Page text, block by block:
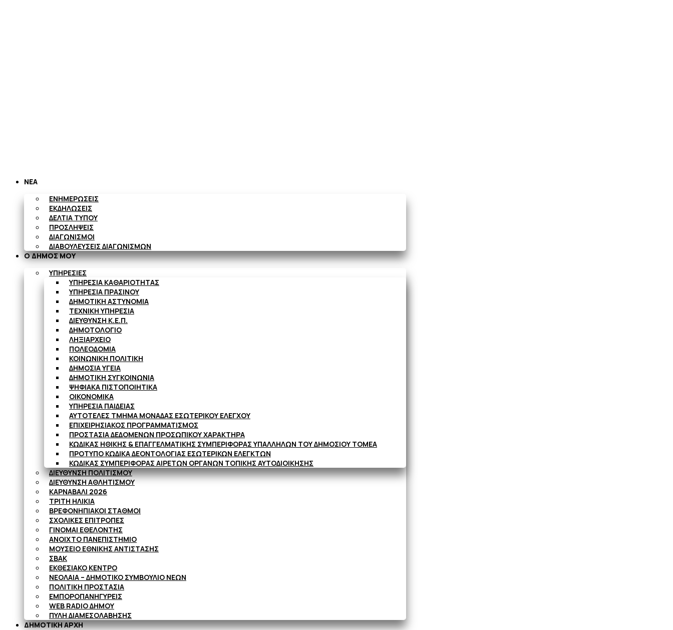
ΝΕΑ
ΕΝΗΜΕΡΩΣΕΙΣ
ΕΚΔΗΛΩΣΕΙΣ
ΔΕΛΤΙΑ ΤΥΠΟΥ
ΠΡΟΣΛΗΨΕΙΣ
ΔΙΑΓΩΝΙΣΜΟΙ
ΔΙΑΒΟΥΛΕΥΣΕΙΣ ΔΙΑΓΩΝΙΣΜΩΝ
Ο ΔΗΜΟΣ ΜΟΥ
ΥΠΗΡΕΣΙΕΣ
ΥΠΗΡΕΣΙΑ ΚΑΘΑΡΙΟΤΗΤΑΣ
ΥΠΗΡΕΣΙΑ ΠΡΑΣΙΝΟΥ
ΔΗΜΟΤΙΚΗ ΑΣΤΥΝΟΜΙΑ
ΤΕΧΝΙΚΗ ΥΠΗΡΕΣΙΑ
ΔΙΕΥΘΥΝΣΗ Κ.Ε.Π.
ΔΗΜΟΤΟΛΟΓΙΟ
ΛΗΞΙΑΡΧΕΙΟ
ΠΟΛΕΟΔΟΜΙΑ
ΚΟΙΝΩΝΙΚΗ ΠΟΛΙΤΙΚΗ
ΔΗΜΟΣΙΑ ΥΓΕΙΑ
ΔΗΜΟΤΙΚΗ ΣΥΓΚΟΙΝΩΝΙΑ
ΨΗΦΙΑΚΑ ΠΙΣΤΟΠΟΙΗΤΙΚΑ
ΟΙΚΟΝΟΜΙΚΑ
ΥΠΗΡΕΣΙΑ ΠΑΙΔΕΙΑΣ
ΑΥΤΟΤΕΛΕΣ ΤΜΗΜΑ ΜΟΝΑΔΑΣ ΕΣΩΤΕΡΙΚΟΥ ΕΛΕΓΧΟΥ
ΕΠΙΧΕΙΡΗΣΙΑΚΟΣ ΠΡΟΓΡΑΜΜΑΤΙΣΜΟΣ
ΠΡΟΣΤΑΣΙΑ ΔΕΔΟΜΕΝΩΝ ΠΡΟΣΩΠΙΚΟΥ ΧΑΡΑΚΤΗΡΑ
ΚΩΔΙΚΑΣ ΗΘΙΚΗΣ & ΕΠΑΓΓΕΛΜΑΤΙΚΗΣ ΣΥΜΠΕΡΙΦΟΡΑΣ ΥΠΑΛΛΗΛΩΝ ΤΟΥ ΔΗΜΟΣΙΟΥ ΤΟΜΕΑ
ΠΡΟΤΥΠΟ ΚΩΔΙΚΑ ΔΕΟΝΤΟΛΟΓΙΑΣ ΕΣΩΤΕΡΙΚΩΝ ΕΛΕΓΚΤΩΝ
ΚΩΔΙΚΑΣ ΣΥΜΠΕΡΙΦΟΡΑΣ ΑΙΡΕΤΩΝ ΟΡΓΑΝΩΝ ΤΟΠΙΚΗΣ ΑΥΤΟΔΙΟΙΚΗΣΗΣ
ΔΙΕΥΘΥΝΣΗ ΠΟΛΙΤΙΣΜΟΥ
ΔΙΕΥΘΥΝΣΗ ΑΘΛΗΤΙΣΜΟΥ
ΚΑΡΝΑΒΑΛΙ 2026
ΤΡΙΤΗ ΗΛΙΚΙΑ
ΒΡΕΦΟΝΗΠΙΑΚΟΙ ΣΤΑΘΜΟΙ
ΣΧΟΛΙΚΕΣ ΕΠΙΤΡΟΠΕΣ
ΓΙΝΟΜΑΙ ΕΘΕΛΟΝΤΗΣ
ΑΝΟΙΧΤΟ ΠΑΝΕΠΙΣΤΗΜΙΟ
ΜΟΥΣΕΙΟ ΕΘΝΙΚΗΣ ΑΝΤΙΣΤΑΣΗΣ
ΣΒΑΚ
ΕΚΘΕΣΙΑΚΟ ΚΕΝΤΡΟ
ΝΕΟΛΑΙA – ΔΗΜΟΤΙΚΟ ΣΥΜΒΟΥΛΙΟ ΝΕΩΝ
ΠΟΛΙΤΙΚΗ ΠΡΟΣΤΑΣΙΑ
ΕΜΠΟΡΟΠΑΝΗΓΥΡΕΙΣ
WEB RADIO ΔΗΜΟΥ
ΠΥΛΗ ΔΙΑΜΕΣΟΛΑΒΗΣΗΣ
ΔΗΜΟΤΙΚΗ ΑΡΧΗ